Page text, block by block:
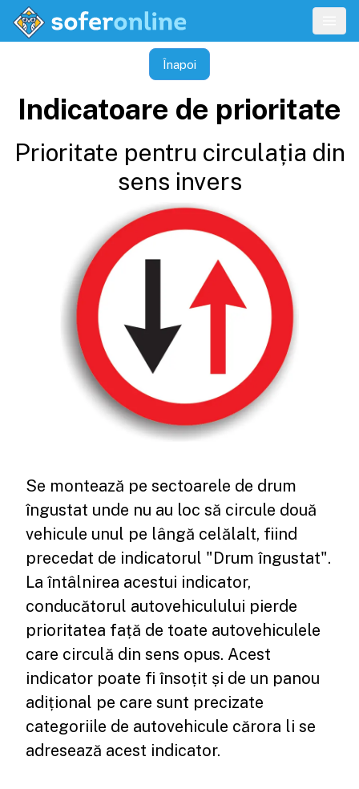
Înapoi
Indicatoare de prioritate
Prioritate pentru circulația din
sens invers
Se montează pe sectoarele de drum
îngustat unde nu au loc să circule două
vehicule unul pe lângă celălalt, fiind
precedat de indicatorul "Drum îngustat".
La întâlnirea acestui indicator,
conducătorul autovehiculului pierde
prioritatea față de toate autovehiculele
care circulă din sens opus. Acest
indicator poate fi însoțit și de un panou
adițional pe care sunt precizate
categoriile de autovehicule cărora li se
adresează acest indicator.